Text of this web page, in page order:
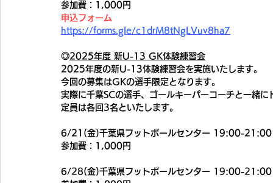
参加費：1,000円
申込フォーム
https://forms.gle/c1drM8tNgLVuv8ha7
◎2025年度 新U-13 GK体験練習会
2025年度の新U-13体験練習会を実施いたします。
今回の募集はGKの選手限定となります。
実際に千葉SCの選手、ゴールキーパーコーチと一緒
定員は各回3名といたします。
6/21(金)千葉県フットボールセンター 19:00-
参加費：1,000円
6/28(金)千葉県フットボールセンター 19:00-